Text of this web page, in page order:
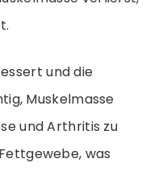
und die
Muskelmasse
und Arthritis zu
was